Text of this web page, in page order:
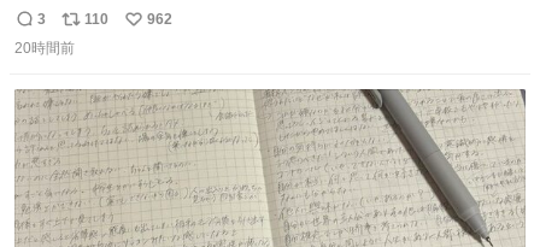
でPOP UP STOREがオープンするとのこと…皆さんお怪
我なくお買い物を🙏 写真は2026/5/21 ロードショーの前日
返
信
3
リ
ポ
ト
数
110
い
数
962
20時間前